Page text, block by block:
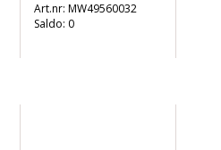
MW49560032
Saldo: 0